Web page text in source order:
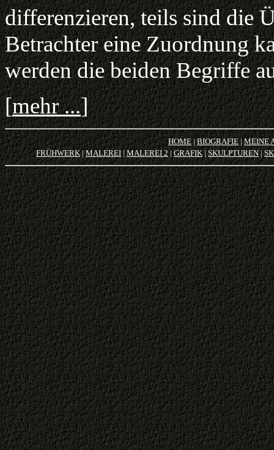
differenzieren, teils sind die
Betrachter eine Zuordnung
werden die beiden Begriffe
[mehr ...]
HOME|BIOGRAFIE|MEINE
FRÜHWERK|MALEREI| MALEREI 2|GRAFIK|SKULPTUREN|